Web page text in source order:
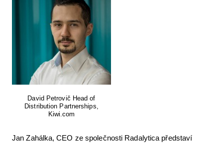
David Petrovič Head of
Distribution Partnerships,
Kiwi.com
Jan Zahálka, CEO ze společnosti Radalytica představí